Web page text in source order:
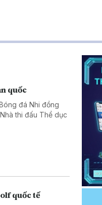
quốc
đá Nhi đồng
thi đấu Thể dục
quốc tế